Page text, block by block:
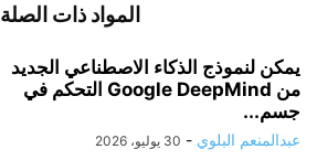
المواد ذات الصلة
يمكن لنموذج الذكاء الاصطناعي الجديد
من Google DeepMind التحكم في
جسم...
عبدالمنعم البلوي - 30 يوليو، 2026